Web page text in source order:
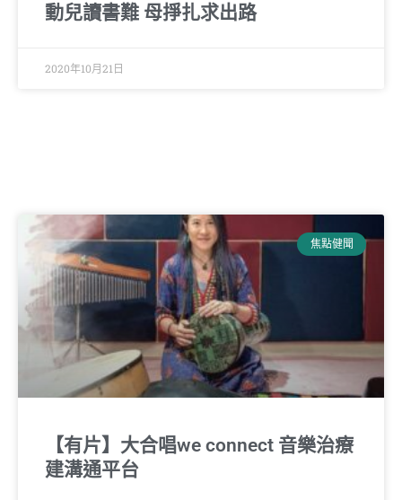
動兒讀書難 母掙扎求出路
2020年10月21日
焦點健聞
【有片】大合唱we connect 音樂治療
建溝通平台